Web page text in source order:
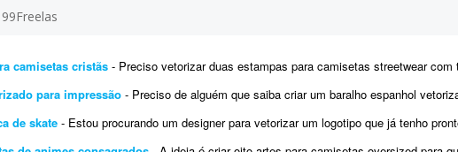
camisetas cristãs - Preciso vetorizar duas estampas para camisetas streetwear com temática cristã. Já tenho os mockups e as
para impressão - Preciso de alguém que saiba criar um baralho espanhol vetorizado para impressão. Preciso dos
de skate - Estou procurando um designer para vetorizar um logotipo que já tenho pronto. Esta arte será